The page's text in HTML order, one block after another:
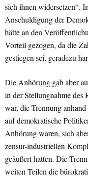
sich ihnen widersetzen“.
Anschuldigung der
hätte an den
Vorteil gezogen, da die
gestiegen sei, geradezu
Die Anhörung gab aber
in der Stellungnahme des
war, die Trennung
auf demokratische
Anhörung waren, sich
zensur-industriellen
geäußert hatten. Die
weiten Teilen die